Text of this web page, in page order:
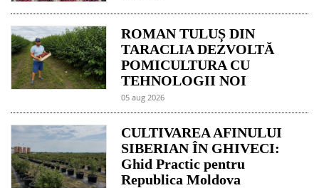
ROMAN TULUȘ DIN
TARACLIA DEZVOLTĂ
POMICULTURA CU
TEHNOLOGII NOI
05 aug 2026
CULTIVAREA AFINULUI
SIBERIAN ÎN GHIVECI:
Ghid Practic pentru
Republica Moldova